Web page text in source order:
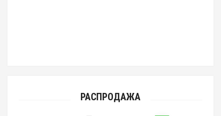
РАСПРОДАЖА